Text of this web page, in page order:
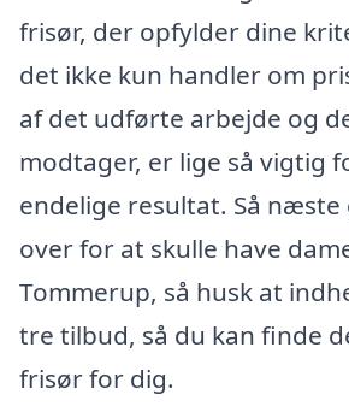
frisør, der opfylder dine
det ikke kun handler om
af det udførte arbejde og
modtager, er lige så vigtig
endelige resultat. Så
over for at skulle have
Tommerup, så husk at
tre tilbud, så du kan finde
frisør for dig.